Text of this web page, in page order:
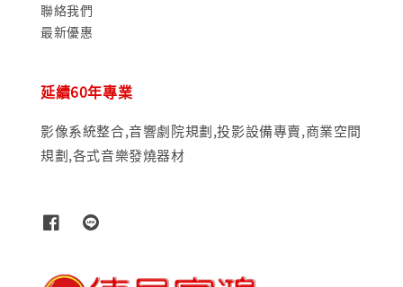
聯絡我們
最新優惠
延續60年專業
影像系統整合,音響劇院規劃,投影設備專賣,商業空間
規劃,各式音樂發燒器材